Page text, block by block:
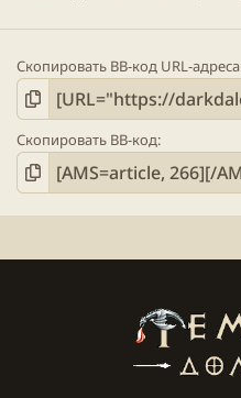
Скопировать BB-код URL-адреса
Скопировать BB-код